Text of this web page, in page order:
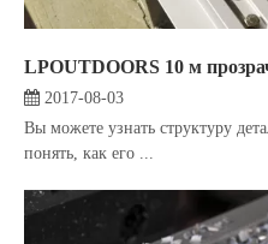
2017-08-03
Вы можете узнать структуру
понять, как его ...